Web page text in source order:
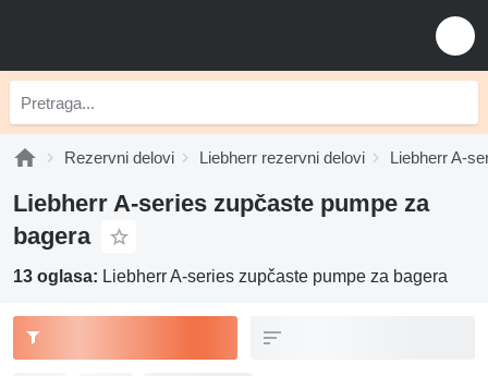
Rezervni delovi Liebherr rezervni delovi Liebherr A-
Liebherr A-series zupčaste pumpe za
bagerа
13 oglasa: Liebherr A-series zupčaste pumpe za bagerа